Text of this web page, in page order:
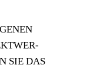
SIE DAS